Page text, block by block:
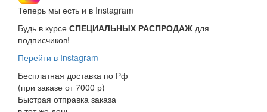
Теперь мы есть и в Instagram
Будь в курсе СПЕЦИАЛЬНЫХ РАСПРОДАЖ для
подписчиков!
Перейти в Instagram
Бесплатная доставка по Рф
(при заказе от 7000 р)
Быстрая отправка заказа